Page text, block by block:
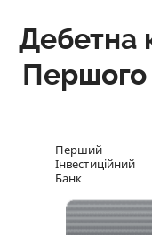
Дебетна
Першого
Перший
Iнвестицiйний
Банк